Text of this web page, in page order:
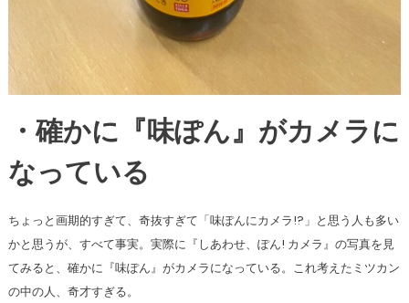
・確かに『味ぽん』がカメラに
なっている
ちょっと画期的すぎて、奇抜すぎて「味ぽんにカメラ!?」と思う人も多い
かと思うが、すべて事実。実際に『しあわせ、ぽん! カメラ』の写真を見
てみると、確かに『味ぽん』がカメラになっている。これ考えたミツカン
の中の人、奇才すぎる。